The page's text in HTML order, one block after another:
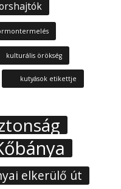
kulturális örökség
kutyások etikettje
elkerülő út